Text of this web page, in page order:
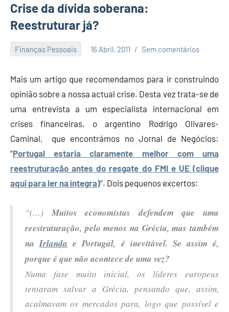
Crise da dívida soberana:
Reestruturar já?
Finanças Pessoais 16 Abril, 2011
Economia
Finanças
Sem comentários
Mais um artigo que recomendamos para ir construindo
opinião sobre a nossa actual crise. Desta vez trata-se de
uma entrevista a um especialista internacional em
crises financeiras, o argentino Rodrigo Olivares-
Caminal, que encontrámos no Jornal de Negócios:
“Portugal estaria claramente melhor com uma
reestruturação antes do resgate do FMI e UE (clique
aqui para ler na íntegra)“. Dois pequenos excertos:
“(…)Muitos economistas defendem que uma
reestruturação, pelo menos na Grécia, mas também
naIrlanda e Portugal, é inevitável. Se assim é,
porque é que não acontece de uma vez?
Numa fase muito inicial, os líderes europeus
tentaram salvar a Grécia, pensando que, assim,
acalmavam os mercados para, logo que possível e